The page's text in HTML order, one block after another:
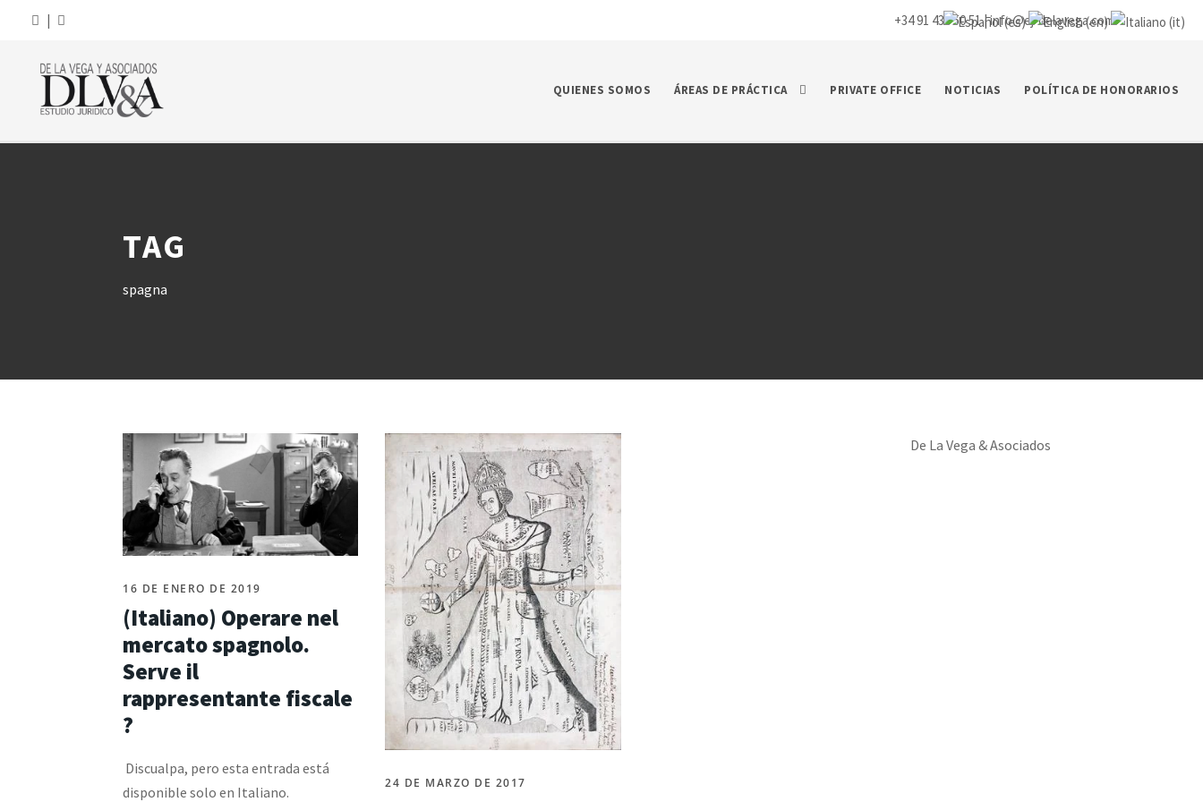
| +34 91 435 50 51 |info@ej-delavega.com
QUIENES SOMOS ÁREAS DE PRÁCTICA PRIVATE OFFICE NOTICIAS POLÍTICA DE HONORARIOS
TAG
spagna
16 DE ENERO DE 2019
(Italiano) Operare nel
mercato spagnolo.
Serve il
rappresentante fiscale
?
Discualpa, pero esta entrada está
disponible solo en Italiano.
24 DE MARZO DE 2017
De La Vega & Asociados